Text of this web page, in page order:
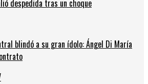
despedida tras un choque
blindó a su gran ídolo: Ángel Di María